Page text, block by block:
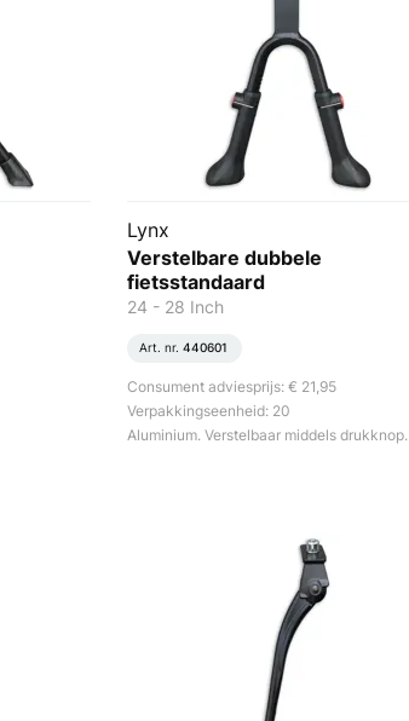
Lynx
Verstelbare dubbele
fietsstandaard
24 - 28 Inch
Art. nr. 440601
Consument adviesprijs: € 21,95
Verpakkingseenheid: 20
Aluminium. Verstelbaar middels drukknop.